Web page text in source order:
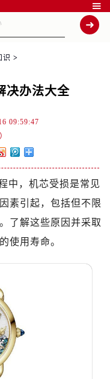

识 >
决办法大全
09:59:47
中，机芯受损是常见
素引起，包括但不限
了解这些原因并采取
使用寿命。